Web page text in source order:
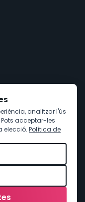
analitzar l'ús
acceptar-les
elecció. Política de